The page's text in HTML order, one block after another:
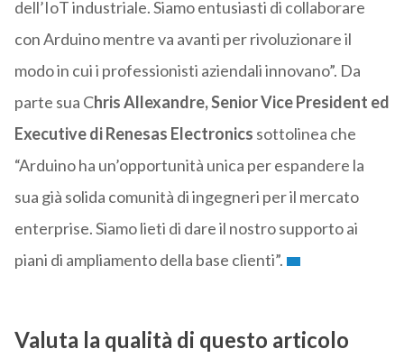
dell’IoT industriale. Siamo entusiasti di collaborare
con Arduino mentre va avanti per rivoluzionare il
modo in cui i professionisti aziendali innovano”. Da
parte sua Chris Allexandre, Senior Vice President ed
Executive di Renesas Electronics sottolinea che
“Arduino ha un’opportunità unica per espandere la
sua già solida comunità di ingegneri per il mercato
enterprise. Siamo lieti di dare il nostro supporto ai
piani di ampliamento della base clienti”.
Valuta la qualità di questo articolo